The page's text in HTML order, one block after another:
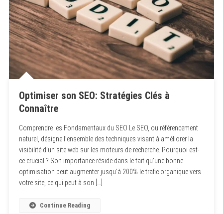
Optimiser son SEO: Stratégies Clés à
Connaître
Comprendre les Fondamentaux du SEO Le SEO, ou référencement
naturel, désigne l’ensemble des techniques visant à améliorer la
visibilité d’un site web sur les moteurs de recherche. Pourquoi est-
ce crucial ? Son importance réside dans le fait qu’une bonne
optimisation peut augmenter jusqu’à 200% le trafic organique vers
votre site, ce qui peut à son […]
Continue Reading